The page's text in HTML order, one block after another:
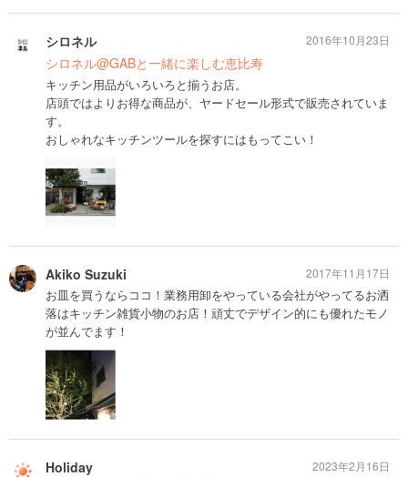
シロネル
シロネル@GABと一緒に楽しむ恵比寿
キッチン用品がいろいろと揃うお店。
店頭ではよりお得な商品が、ヤードセール形式で販売されていま
す。
おしゃれなキッチンツールを探すにはもってこい！
2016年10月23日
Akiko Suzuki
お皿を買うならココ！業務用卸をやっている会社がやってるお洒
落はキッチン雑貨小物のお店！頑丈でデザイン的にも優れたモノ
が並んでます！
2017年11月17日
Holiday 2023年2月16日